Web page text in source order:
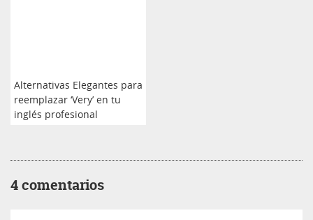
Alternativas Elegantes para
reemplazar ‘Very’ en tu
inglés profesional
4 comentarios